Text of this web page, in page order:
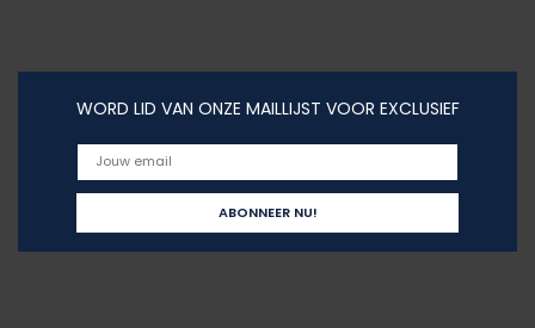
WORD LID VAN ONZE MAILLIJST VOOR EXCLUSIEF